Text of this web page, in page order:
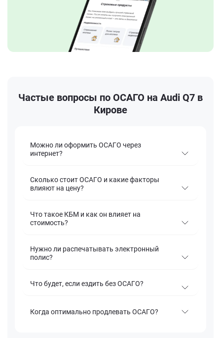
Частые вопросы по ОСАГО на Audi Q7 в
Кирове
Можно ли оформить ОСАГО через
интернет?
Сколько стоит ОСАГО и какие факторы
влияют на цену?
Что такое КБМ и как он влияет на
стоимость?
Нужно ли распечатывать электронный
полис?
Что будет, если ездить без ОСАГО?
Когда оптимально продлевать ОСАГО?